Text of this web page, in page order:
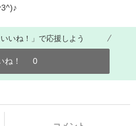
いね！」で応援しよう
ね！ 0